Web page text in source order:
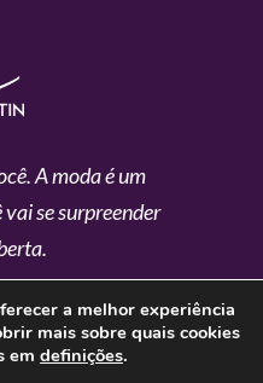
A moda é um
vai se surpreender
a melhor experiência
mais sobre quais cookies
em definições.